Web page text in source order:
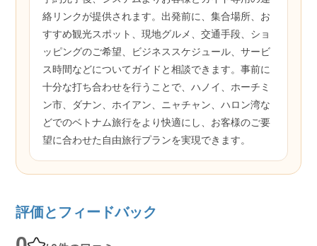
絡リンクが提供されます。出発前に、集合場所、お
すすめ観光スポット、現地グルメ、交通手段、ショ
ッピングのご希望、ビジネススケジュール、サービ
ス時間などについてガイドと相談できます。事前に
十分な打ち合わせを行うことで、ハノイ、ホーチミ
ン市、ダナン、ホイアン、ニャチャン、ハロン湾な
どでのベトナム旅行をより快適にし、お客様のご要
望に合わせた自由旅行プランを実現できます。
評価とフィードバック